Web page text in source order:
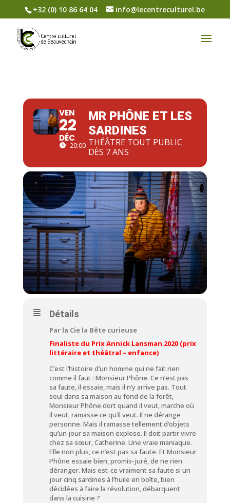
+32 (0) 10 86 64 04 info@lecentreculturel.be
VEN
22
DÉC
20:00
MR PHÔNE ET LES
SARDINES
THÉÂTRE TOUT PUBLIC
DÈS 7 ANS
Détails
Par la Cie la Bête curieuse
Finaliste du Prix Annick Lansman 2020 (prix
littéraire et théâtral – enfance)
C’est l’histoire d’un homme qui ne fait rien
comme il faut : Monsieur Phône. Ce n’est pas
sa faute, il essaie, mais il n’y arrive pas. Tout
seul dans sa maison au fond de la forêt,
Monsieur Phône dort quand il veut, marche où
il veut, ramasse ce qu’il veut. Il ne dérange
personne. Mais il ramasse tellement d’objets
qu’un jour sa maison explose. Il doit partir vivre
chez sa sœur, Catherine. Une vraie maniaque.
Elle non plus, ce n’est pas sa faute. Et Monsieur
Phône essaie bien, promis-juré, de ne rien
déranger. Mais est-ce vraiment sa faute si un
jour cinq sardines à l’huile en boîte, bien
décidées à faire la révolution, débarquent
dans la cuisine ?